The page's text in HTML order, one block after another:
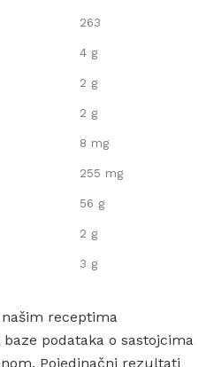
263
4 g
2 g
2 g
8 mg
255 mg
56 g
2 g
3 g
receptima
podataka o sastojcima
Pojedinačni rezultati